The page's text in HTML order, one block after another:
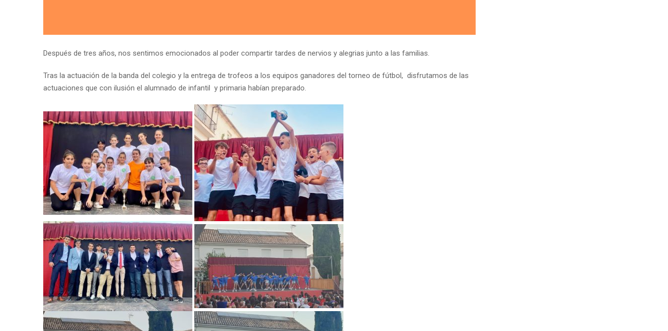
Después de tres años, nos sentimos emocionados al poder compartir tardes de nervios y alegrias junto a las familias.
Tras la actuación de la banda del colegio y la entrega de trofeos a los equipos ganadores del torneo de fútbol, disfrutamos de las
actuaciones que con ilusión el alumnado de infantil y primaria habían preparado.